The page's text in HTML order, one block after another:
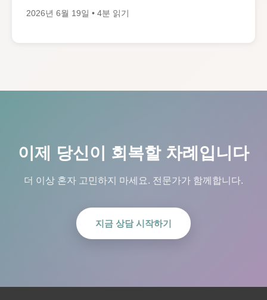
2026년 6월 19일 • 4분 읽기
이제 당신이 회복할 차례입니다
더 이상 혼자 고민하지 마세요. 전문가가 함께합니다.
지금 상담 시작하기